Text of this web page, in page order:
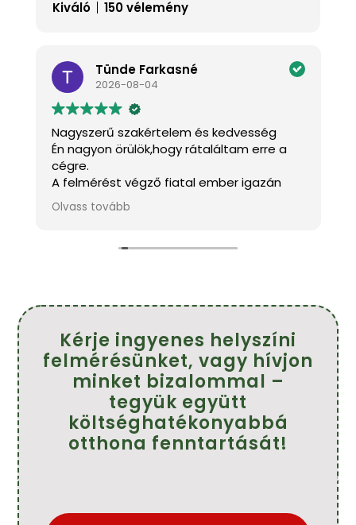
Kiváló
150 vélemény
Tünde Farkasné
2026-08-04
Nagyszerű szakértelem és kedvesség
Én nagyon örülök,hogy rátaláltam erre a
cégre.
A felmérést végző fiatal ember igazán
kedves és mindenben tanácsot adott.A
szakemberek pontosak,kedvesek és szép
Köszönöm szépen.
Olvass tovább
Kérje ingyenes helyszíni
felmérésünket, vagy hívjon
minket bizalommal –
tegyük együtt
költséghatékonyabbá
otthona fenntartását!